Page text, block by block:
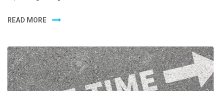
READ MORE